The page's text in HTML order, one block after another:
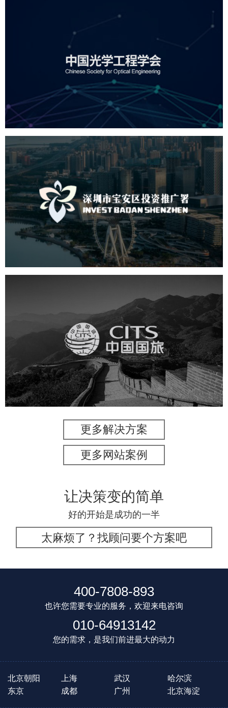
中国光学工程学会
机构组织 国企 品牌官网 网站建设 网站设计
深圳市宝安区投资推广署
机构组织 国企 品牌官网 网站建设 网站设计
中国国旅
旅游休闲 电商网站 网站建设
更多解决方案
更多网站案例
让决策变的简单
好的开始是成功的一半
太麻烦了？找顾问要个方案吧
400-7808-893
也许您需要专业的服务，欢迎来电咨询
010-64913142
您的需求，是我们前进最大的动力
北京朝阳 上海 武汉
哈尔滨
东京
成都 广州 北京海淀